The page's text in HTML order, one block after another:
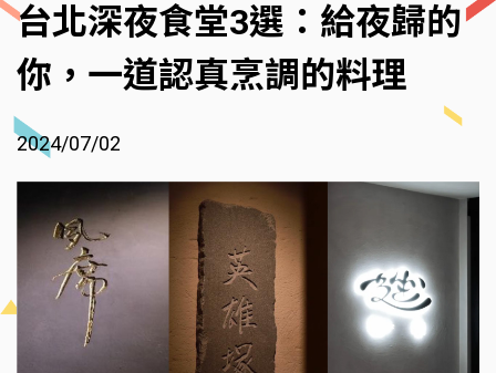
台北深夜食堂3選：給夜歸的
你，一道認真烹調的料理
2024/07/02